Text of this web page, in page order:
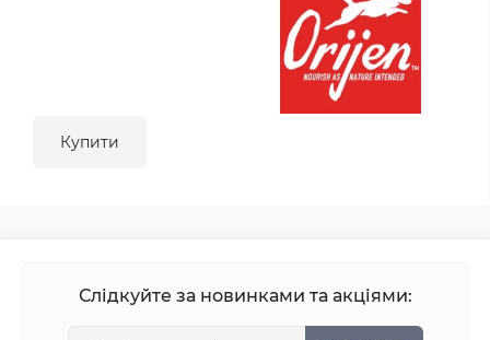
Купити
Слідкуйте за новинками та акціями: